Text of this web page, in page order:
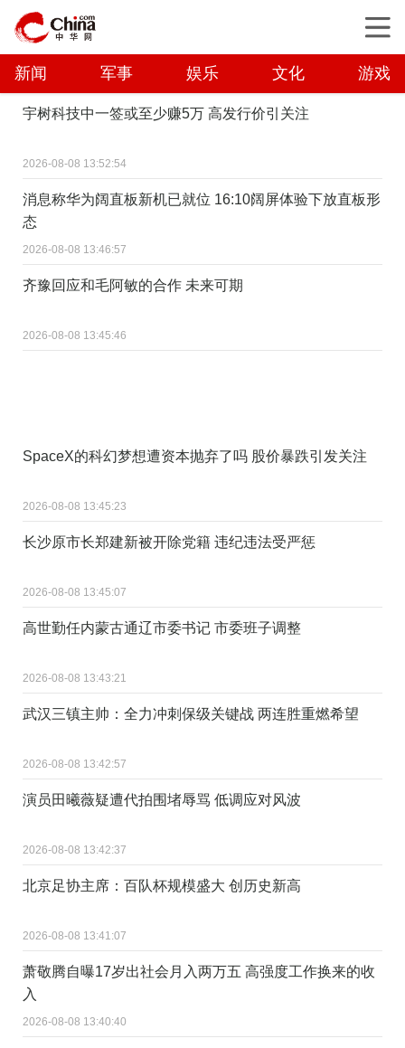
新闻 军事 娱乐 文化 游戏
宇树科技中一签或至少赚5万 高发行价引关注
2026-08-08 13:52:54
消息称华为阔直板新机已就位 16:10阔屏体验下放直板形
态
2026-08-08 13:46:57
齐豫回应和毛阿敏的合作 未来可期
2026-08-08 13:45:46
SpaceX的科幻梦想遭资本抛弃了吗 股价暴跌引发关注
2026-08-08 13:45:23
长沙原市长郑建新被开除党籍 违纪违法受严惩
2026-08-08 13:45:07
高世勤任内蒙古通辽市委书记 市委班子调整
2026-08-08 13:43:21
武汉三镇主帅：全力冲刺保级关键战 两连胜重燃希望
2026-08-08 13:42:57
演员田曦薇疑遭代拍围堵辱骂 低调应对风波
2026-08-08 13:42:37
北京足协主席：百队杯规模盛大 创历史新高
2026-08-08 13:41:07
萧敬腾自曝17岁出社会月入两万五 高强度工作换来的收
入
2026-08-08 13:40:40